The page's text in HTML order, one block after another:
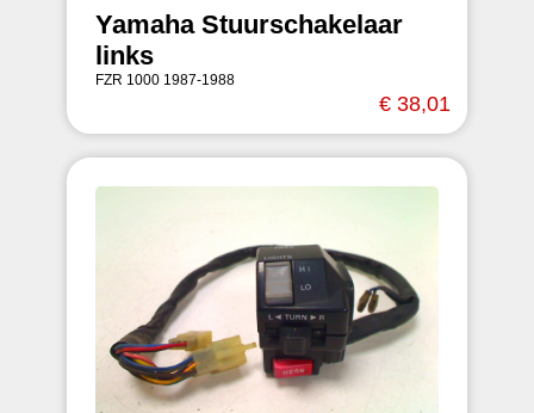
Yamaha Stuurschakelaar
links
FZR 1000 1987-1988
€ 38,01